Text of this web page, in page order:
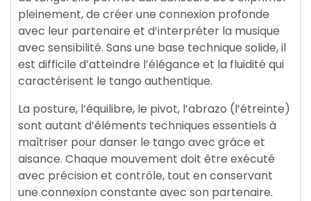
pleinement, de créer une connexion profonde
avec leur partenaire et d’interpréter la musique
avec sensibilité. Sans une base technique solide, il
est difficile d’atteindre l’élégance et la fluidité qui
caractérisent le tango authentique.
La posture, l’équilibre, le pivot, l’abrazo (l’étreinte)
sont autant d’éléments techniques essentiels à
maîtriser pour danser le tango avec grâce et
aisance. Chaque mouvement doit être exécuté
avec précision et contrôle, tout en conservant
une connexion constante avec son partenaire.